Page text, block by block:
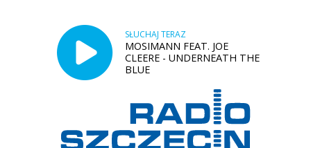
SŁUCHAJ TERAZ
MOSIMANN FEAT. JOE
CLEERE - UNDERNEATH THE
BLUE